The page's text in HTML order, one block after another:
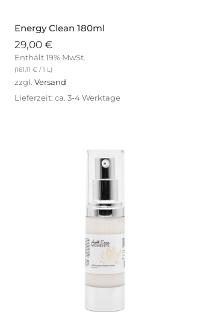
Energy Clean 180ml
29,00€
Enthält 19% MwSt.
(161,11€ / 1 L)
zzgl.Versand
Lieferzeit: ca. 3-4 Werktage